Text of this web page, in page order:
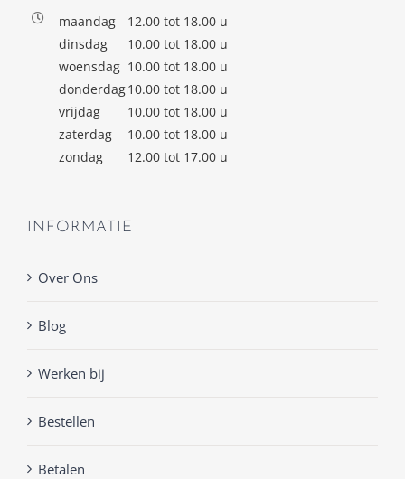
maandag
12.00 tot 18.00 u
dinsdag
10.00 tot 18.00 u
woensdag 10.00 tot 18.00 u
donderdag10.00 tot 18.00 u
vrijdag
10.00 tot 18.00 u
zaterdag
10.00 tot 18.00 u
zondag
12.00 tot 17.00 u
INFORMATIE
Over Ons
Blog
Werken bij
Bestellen
Betalen